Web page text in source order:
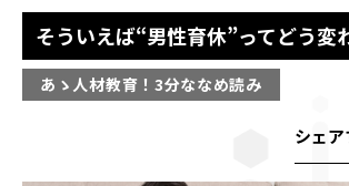
そういえば“男性育休”ってどう変
あゝ人材教育！3分ななめ読み
シェア